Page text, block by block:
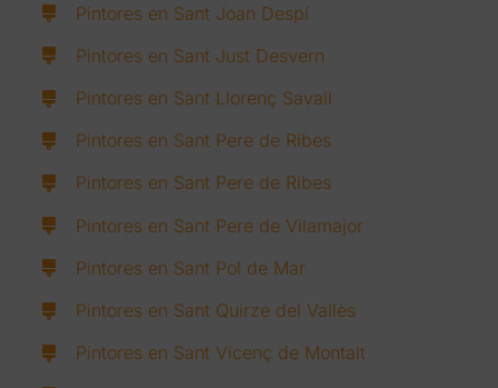
Pintores en Sant Joan Despí
Pintores en Sant Just Desvern
Pintores en Sant Llorenç Savall
Pintores en Sant Pere de Ribes
Pintores en Sant Pere de Ribes
Pintores en Sant Pere de Vilamajor
Pintores en Sant Pol de Mar
Pintores en Sant Quirze del Vallès
Pintores en Sant Vicenç de Montalt